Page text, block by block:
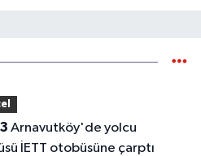
İETT otobüsüne çarptı